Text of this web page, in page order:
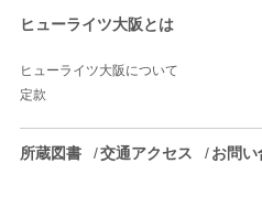
ヒューライツ大阪とは
ヒューライツ大阪について
定款
所蔵図書 交通アクセス お問い